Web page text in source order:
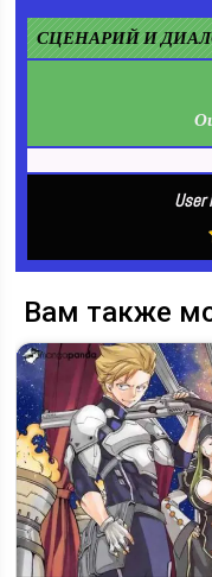
СЦЕНАРИЙ И
User
Вам также